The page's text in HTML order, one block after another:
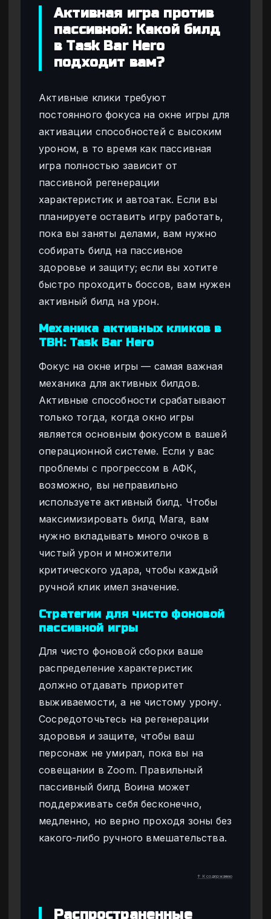
Активная игра против
пассивной: Какой билд
в Task Bar Hero
подходит вам?
Активные клики требуют
постоянного фокуса на окне игры для
активации способностей с высоким
уроном, в то время как пассивная
игра полностью зависит от
пассивной регенерации
характеристик и автоатак. Если вы
планируете оставить игру работать,
пока вы заняты делами, вам нужно
собирать билд на пассивное
здоровье и защиту; если вы хотите
быстро проходить боссов, вам нужен
активный билд на урон.
Механика активных кликов в
TBH: Task Bar Hero
Фокус на окне игры — самая важная
механика для активных билдов.
Активные способности срабатывают
только тогда, когда окно игры
является основным фокусом в вашей
операционной системе. Если у вас
проблемы с прогрессом в АФК,
возможно, вы неправильно
используете активный билд. Чтобы
максимизировать билд Мага, вам
нужно вкладывать много очков в
чистый урон и множители
критического удара, чтобы каждый
ручной клик имел значение.
Стратегии для чисто фоновой
пассивной игры
Для чисто фоновой сборки ваше
распределение характеристик
должно отдавать приоритет
выживаемости, а не чистому урону.
Сосредоточьтесь на регенерации
здоровья и защите, чтобы ваш
персонаж не умирал, пока вы на
совещании в Zoom. Правильный
пассивный билд Воина может
поддерживать себя бесконечно,
медленно, но верно проходя зоны без
какого-либо ручного вмешательства.
↑ К содержанию
Распространенные